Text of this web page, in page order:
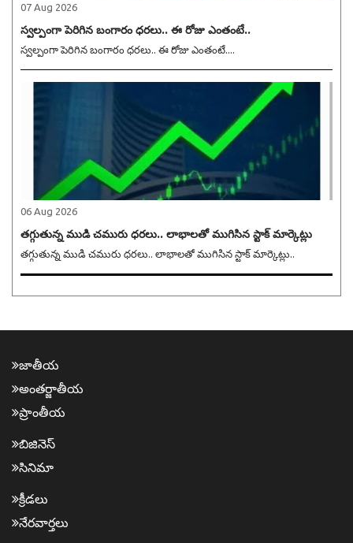
07 Aug 2026
స్వల్పంగా పెరిగిన బంగారం ధరలు.. ఈ రోజు ఎంతంటే..
స్వల్పంగా పెరిగిన బంగారం ధరలు.. ఈ రోజు ఎంతంటే....
06 Aug 2026
తగ్గుతున్న ముడి చమురు ధరలు.. లాభాలతో ముగిసిన స్టాక్ మార్కెట్లు
తగ్గుతున్న ముడి చమురు ధరలు.. లాభాలతో ముగిసిన స్టాక్ మార్కెట్లు..
జాతీయ
అంత‌ర్జాతీయ
ప్రాంతీయ‌
బిజినెస్
సినిమా
క్రీడ‌లు
నేర‌వార్త‌లు